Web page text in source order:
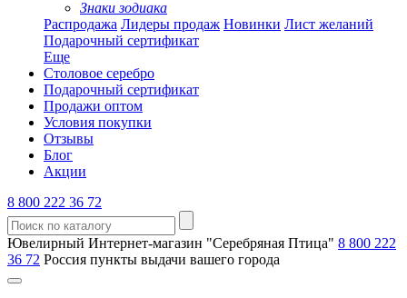
Знаки зодиака
Распродажа Лидеры продаж Новинки Лист желаний
Подарочный сертификат
Еще
Столовое серебро
Подарочный сертификат
Продажи оптом
Условия покупки
Отзывы
Блог
Акции
8 800 222 36 72
Ювелирный Интернет-магазин "Серебряная Птица" 8 800 222
36 72 Россия пункты выдачи вашего города